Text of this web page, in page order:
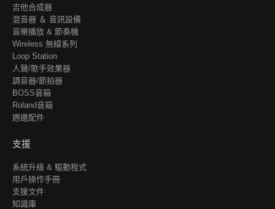
吉他合成器
混音器 ＆ 音訊設備
音樂播放 & 節奏機
Wireless 無線系列
Loop Station
人聲/歌手效果器
調音器/節拍器
BOSS音箱
Roland音箱
週邊配件
支援
系統升級 & 驅動程式
用戶操作手冊
支援文件
知識庫